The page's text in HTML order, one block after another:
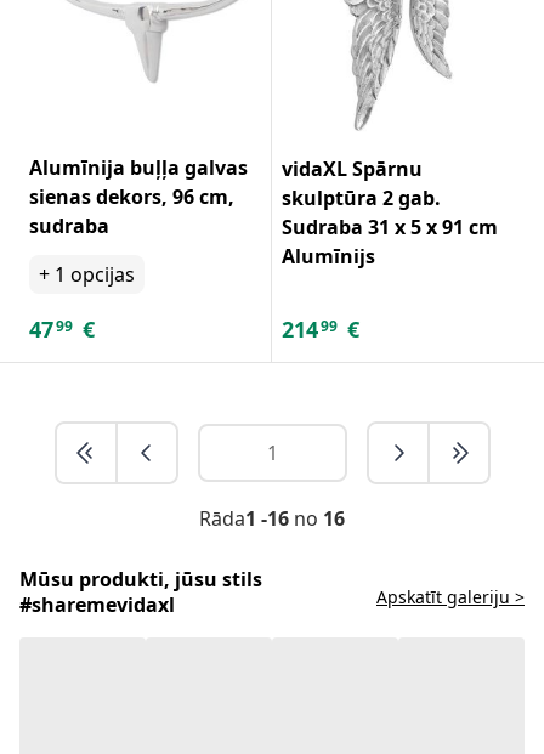
Alumīnija buļļa galvas
sienas dekors, 96 cm,
sudraba
+ 1 opcijas
4799 €
vidaXL Spārnu
skulptūra 2 gab.
Sudraba 31 x 5 x 91 cm
Alumīnijs
21499 €
Rāda1 -16 no 16
Mūsu produkti, jūsu stils
#sharemevidaxl
Apskatīt galeriju >